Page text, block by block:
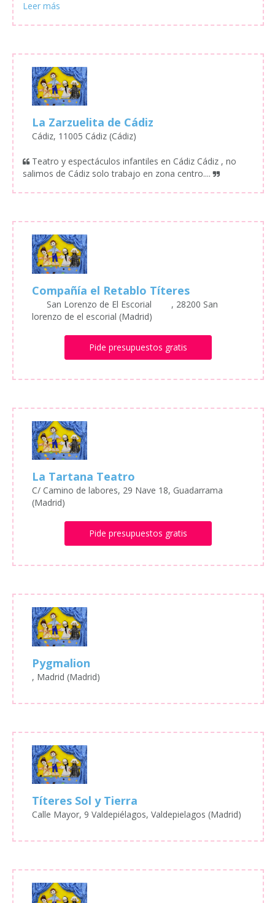
La Zarzuelita de Cádiz
Cádiz, 11005 Cádiz (Cádiz)
Teatro y espectáculos infantiles en Cádiz Cádiz , no
salimos de Cádiz solo trabajo en zona centro....
Compañía el Retablo Títeres
San Lorenzo de El Escorial , 28200 San
lorenzo de el escorial (Madrid)
Pide presupuestos gratis
La Tartana Teatro
C/ Camino de labores, 29 Nave 18, Guadarrama
(Madrid)
Pide presupuestos gratis
Pygmalion
, Madrid (Madrid)
Títeres Sol y Tierra
Calle Mayor, 9 Valdepiélagos, Valdepielagos (Madrid)